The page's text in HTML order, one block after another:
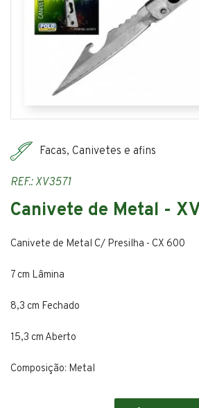
Facas, Canivetes e afins
REF.: XV3571
Canivete de Metal -
Canivete de Metal C/ Presilha - CX 600
7 cm Lâmina
8,3 cm Fechado
15,3 cm Aberto
Composição: Metal